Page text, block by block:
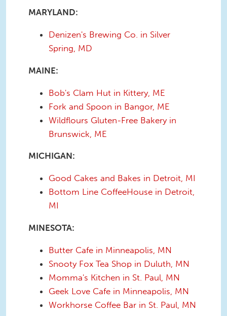
MARYLAND:
Denizen's Brewing Co. in Silver
Spring, MD
MAINE:
Bob's Clam Hut in Kittery, ME
Fork and Spoon in Bangor, ME
Wildflours Gluten-Free Bakery in
Brunswick, ME
MICHIGAN:
Good Cakes and Bakes in Detroit, MI
Bottom Line CoffeeHouse in Detroit,
MI
MINESOTA:
Butter Cafe in Minneapolis, MN
Snooty Fox Tea Shop in Duluth, MN
Momma's Kitchen in St. Paul, MN
Geek Love Cafe in Minneapolis, MN
Workhorse Coffee Bar in St. Paul, MN